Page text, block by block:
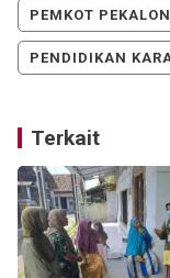
PEMKOT
PENDIDIKAN
Terkait